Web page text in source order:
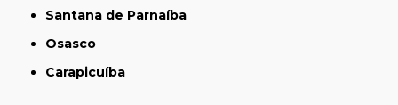
Santana de Parnaíba
Osasco
Carapicuíba